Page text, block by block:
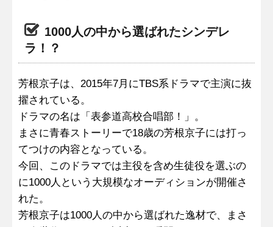
1000人の中から選ばれたシンデレ
ラ！？
芳根京子は、2015年7月にTBS系ドラマで主演に抜
擢されている。
ドラマの名は「表参道高校合唱部！」。
まさに青春ストーリーで18歳の芳根京子には打っ
てつけの内容となっている。
今回、このドラマでは主役を含め生徒役を選ぶの
に1000人という大規模なオーディションが開催さ
れた。
芳根京子は1000人の中から選ばれた逸材で、まさ